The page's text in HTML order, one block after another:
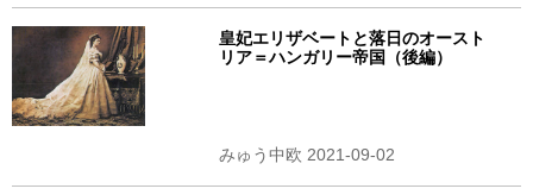
皇妃エリザベートと落日のオースト
リア＝ハンガリー帝国（後編）
みゅう中欧 2021-09-02